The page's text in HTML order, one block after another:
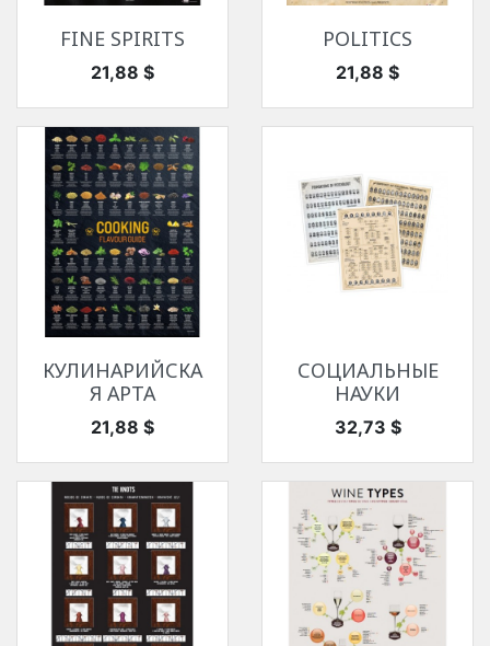
FINE SPIRITS
Цена
21,88 $
POLITICS
Цена
21,88 $
КУЛИНАРИЙСКА
Я АРТА
Цена
21,88 $
СОЦИАЛЬНЫЕ
НАУКИ
Цена
32,73 $